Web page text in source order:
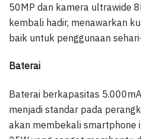
50MP dan kamera ultrawide
kembali hadir, menawarkan
baik untuk penggunaan
Baterai
Baterai berkapasitas
menjadi standar pada
akan membekali smartphone